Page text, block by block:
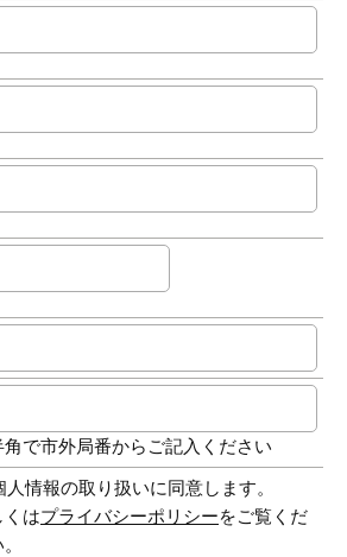
で市外局番からご記入ください
人情報の取り扱いに同意します。
はプライバシーポリシーをご覧くだ